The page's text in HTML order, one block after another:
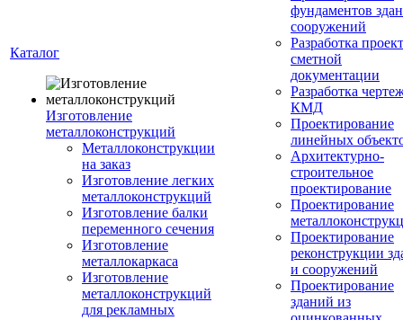
Каталог
Изготовление
металлоконструкций
Металлоконструкции
на заказ
Изготовление легких
металлоконструкций
Изготовление балки
переменного сечения
Изготовление
металлокаркаса
Изготовление
металлоконструкций
для рекламных
фундаментов
сооружений
Разработка
сметной
документации
Разработка
КМД
Проектирование
линейных
Архитектурно-
строительное
проектирование
Проектирование
Проектирование
реконструкции
и сооружений
Проектирование
зданий из